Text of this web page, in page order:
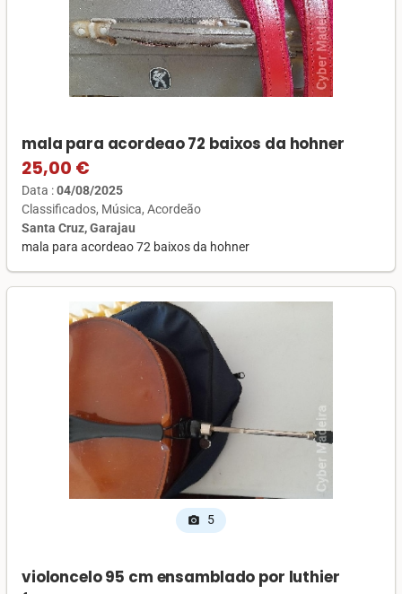
mala para acordeao 72 baixos da hohner
25,00 €
Data :04/08/2025
Classificados Música Acordeão
Santa Cruz, Garajau
mala para acordeao 72 baixos da hohner
photo_camera 5
violoncelo 95 cm ensamblado por luthier